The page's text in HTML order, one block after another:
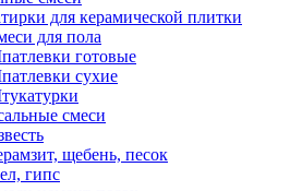
для керамической плитки
для пола
готовые
сухие
смеси
щебень, песок
гипс